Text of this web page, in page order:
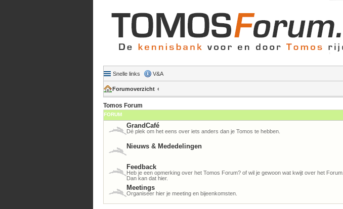
Snelle links V&A
Forumoverzicht
Tomos Forum
FORUM
GrandCafé
Dé plek om het eens over iets anders dan je Tomos te hebben.
Nieuws & Mededelingen
Feedback
Heb je een opmerking over het Tomos Forum? of wil je gewoon wat kwijt over het Forum.
Dan kan dat hier.
Meetings
Organiseer hier je meeting en bijeenkomsten.